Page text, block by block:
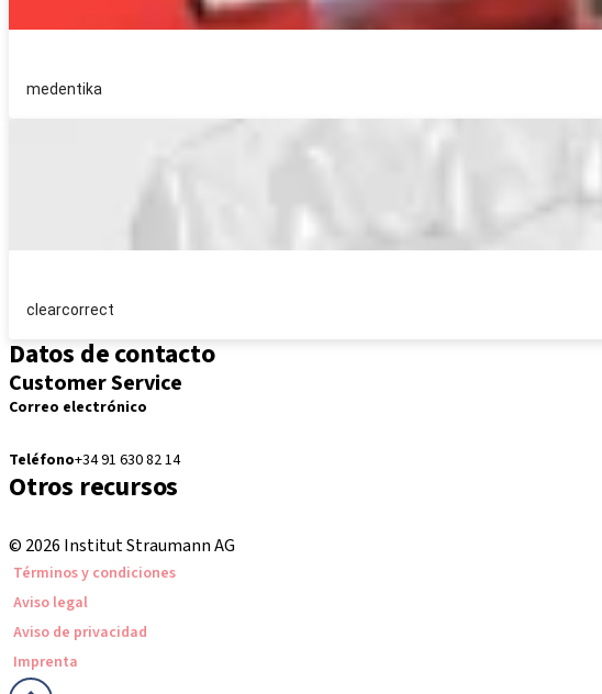
medentika
clearcorrect
Datos de contacto
Customer Service
Correo electrónico
Teléfono+34 91 630 82 14
Otros recursos
© 2026 Institut Straumann AG
Términos y condiciones
Aviso legal
Aviso de privacidad
Imprenta